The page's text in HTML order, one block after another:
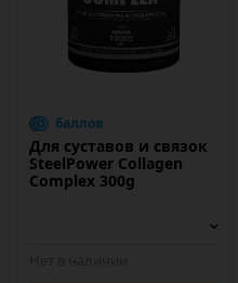
баллов
Для суставов и связок
SteelPower Collagen
Complex 300g